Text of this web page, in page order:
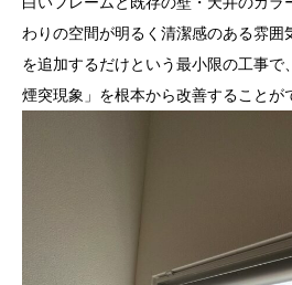
わりの空間が明るく清潔感のある雰囲
を追加するだけという最小限の工事で
煙突現象」を根本から改善することが